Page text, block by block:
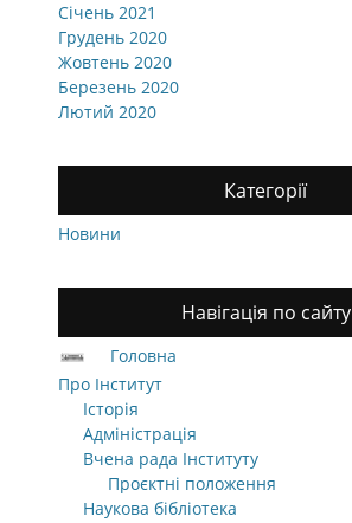
Січень 2021
Грудень 2020
Жовтень 2020
Березень 2020
Лютий 2020
Категорії
Новини
Навігація по сайту
Головна
Про Інститут
Історія
Адміністрація
Вчена рада Інституту
Проєктні положення
Наукова бібліотека